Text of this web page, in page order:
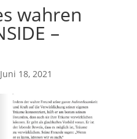
wahren
–
Juni 18, 2021